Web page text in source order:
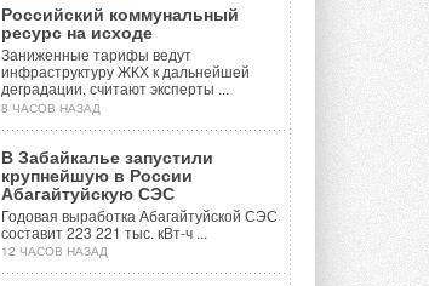
Российский коммунальный
ресурс на исходе
Заниженные тарифы ведут
инфраструктуру ЖКХ к дальнейшей
деградации, считают эксперты ...
8 ЧАСОВ НАЗАД
В Забайкалье запустили
крупнейшую в России
Абагайтуйскую СЭС
Годовая выработка Абагайтуйской СЭС
составит 223 221 тыс. кВт-ч ...
12 ЧАСОВ НАЗАД